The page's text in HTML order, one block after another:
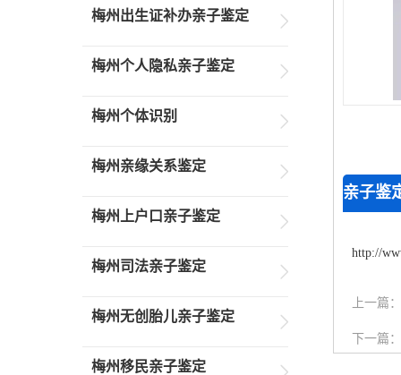
亲子鉴
http://
上一篇：
下一篇：
梅州出生证补办亲子鉴定
梅州个人隐私亲子鉴定
梅州个体识别
梅州亲缘关系鉴定
梅州上户口亲子鉴定
梅州司法亲子鉴定
梅州无创胎儿亲子鉴定
梅州移民亲子鉴定